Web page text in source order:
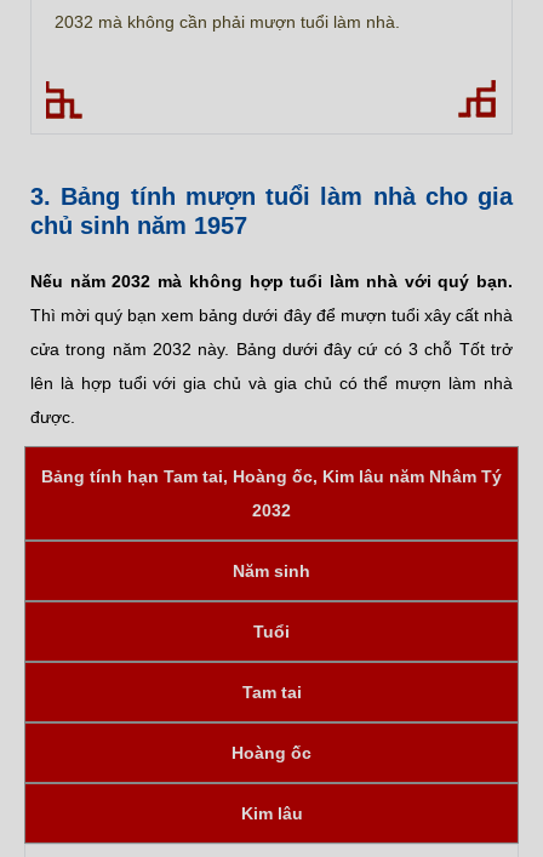
2032 mà không cần phải mượn tuổi làm nhà.
3. Bảng tính mượn tuổi làm nhà cho gia
chủ sinh năm 1957
Nếu năm 2032 mà không hợp tuổi làm nhà với quý bạn.
Thì mời quý bạn xem bảng dưới đây để mượn tuổi xây cất nhà
cửa trong năm 2032 này. Bảng dưới đây cứ có 3 chỗ Tốt trở
lên là hợp tuổi với gia chủ và gia chủ có thể mượn làm nhà
được.
Bảng tính hạn Tam tai, Hoàng ốc, Kim lâu năm Nhâm Tý
2032
Năm sinh
Tuổi
Tam tai
Hoàng ốc
Kim lâu